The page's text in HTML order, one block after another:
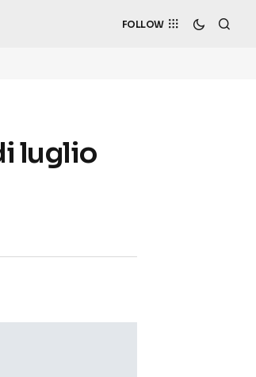
FOLLOW
luglio